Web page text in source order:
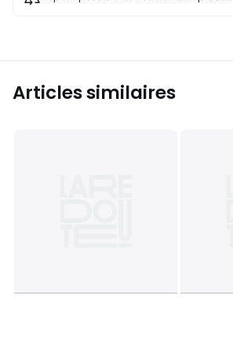
Articles similaires